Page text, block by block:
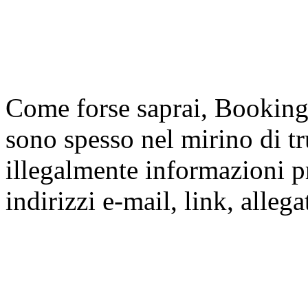
Come forse saprai,
sono spesso nel mirino di
illegalmente informazioni
indirizzi e-mail, link,